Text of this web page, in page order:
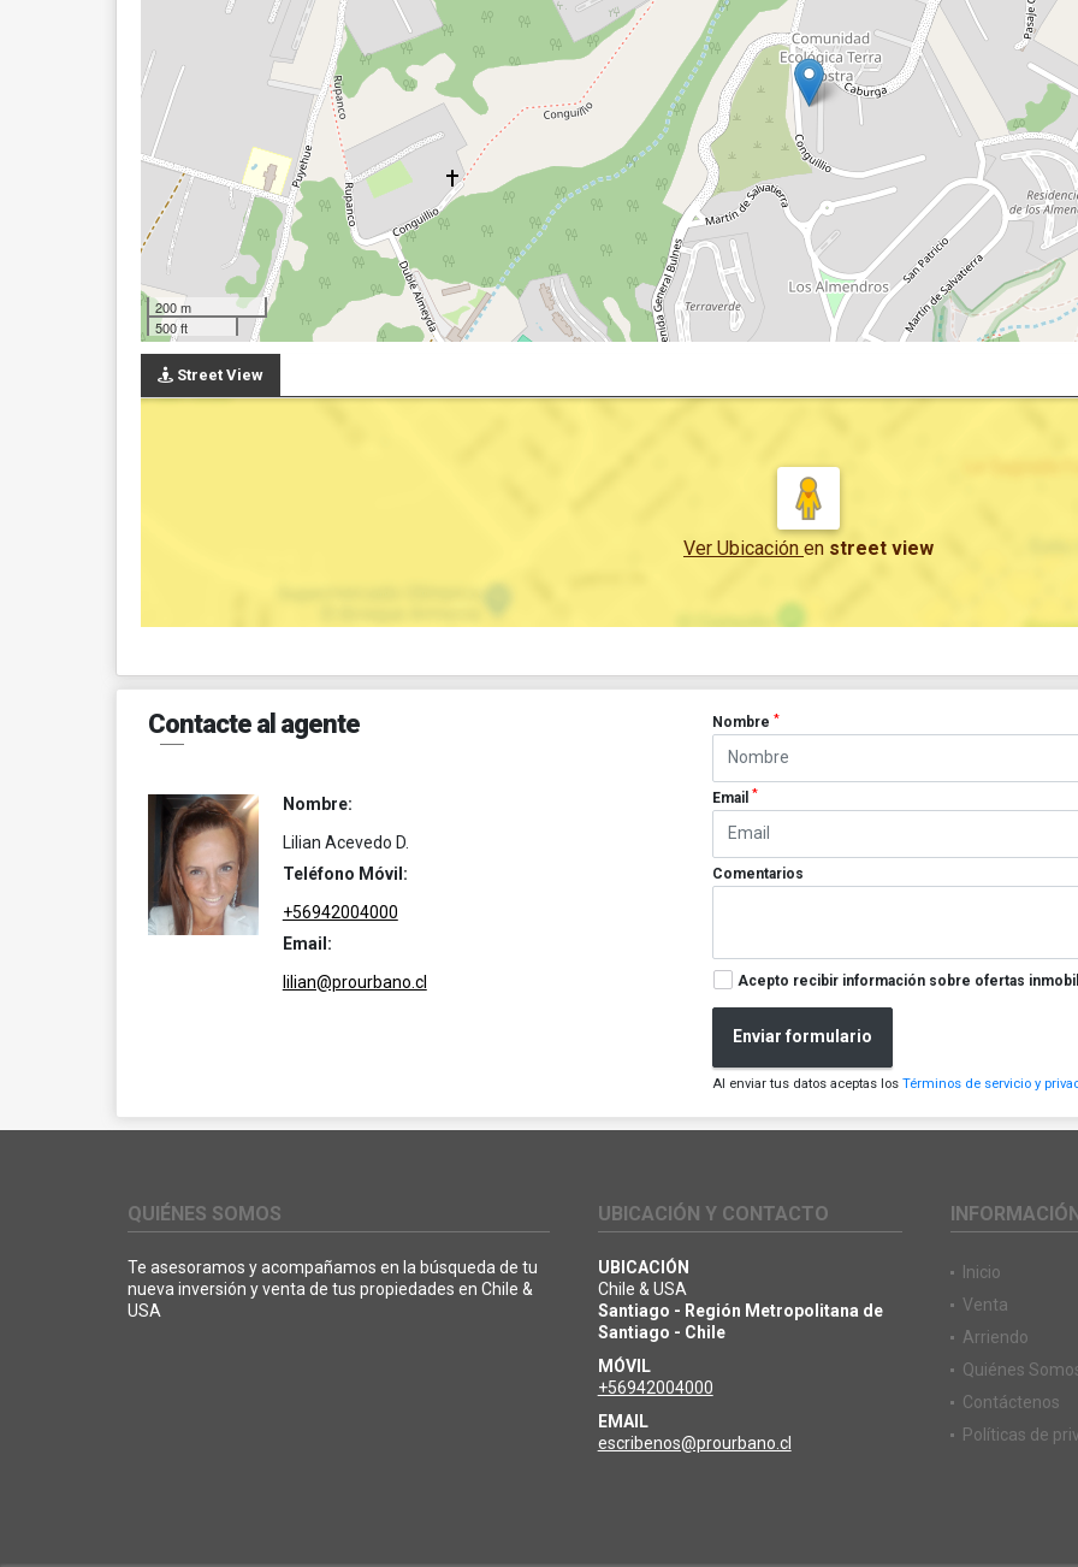
200 m
500 ft
Street View
Ver Ubicación en street view
Contacte al agente
Nombre:
Lilian Acevedo D.
Teléfono Móvil:
+56942004000
Email:
lilian@prourbano.cl
Nombre*
Email*
Comentarios
Acepto recibir información sobre ofertas
Enviar formulario
Al enviar tus datos aceptas losTérminos de servicio y
QUIÉNES SOMOS
Te asesoramos y acompañamos en la búsqueda de tu
nueva inversión y venta de tus propiedades en Chile &
USA
UBICACIÓN Y CONTACTO
UBICACIÓN
Chile & USA
Santiago - Región Metropolitana de
Santiago - Chile
MÓVIL
+56942004000
EMAIL
escribenos@prourbano.cl
Inicio
Venta
Arriendo
Quiénes
Contáctenos
Políticas de